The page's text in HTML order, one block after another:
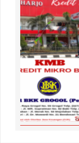
Kredit Mikro